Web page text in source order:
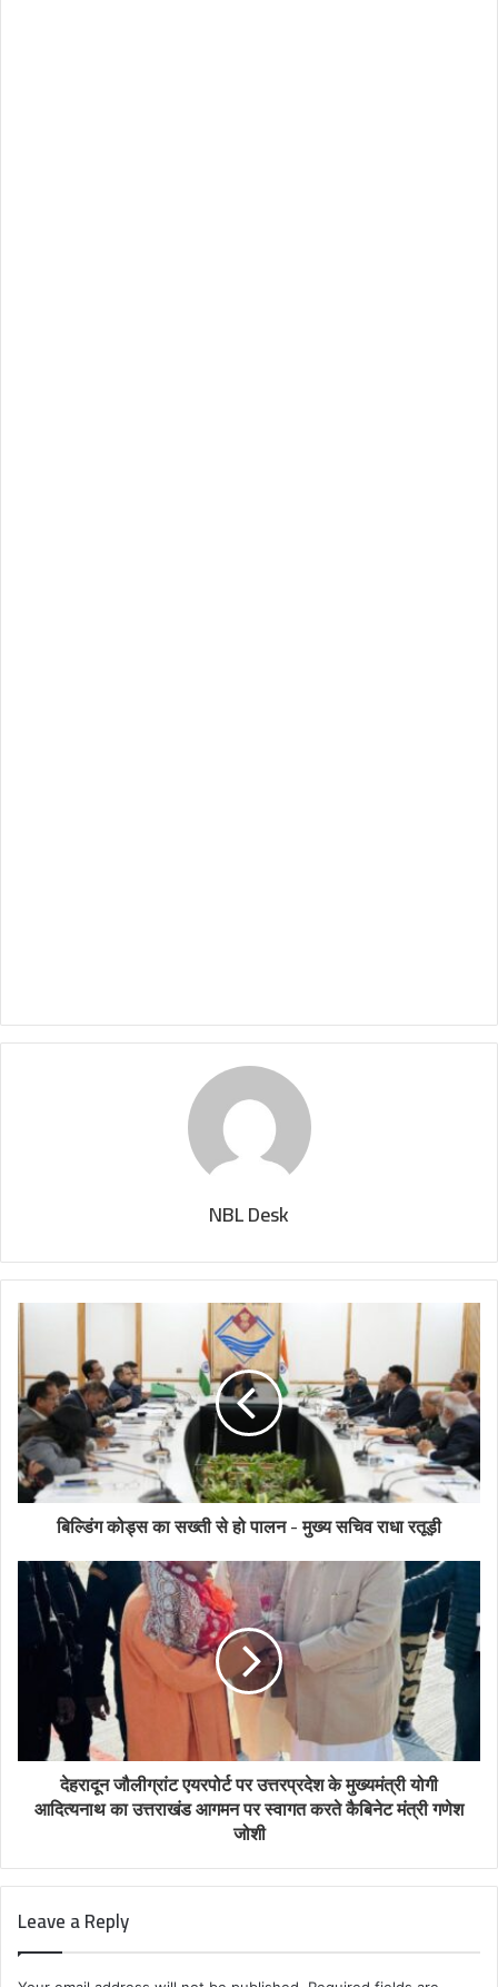
NBL Desk
बिल्डिंग कोड्स का सख्ती से हो पालन - मुख्य सचिव राधा रतूड़ी
देहरादून जौलीग्रांट एयरपोर्ट पर उत्तरप्रदेश के मुख्यमंत्री योगी
आदित्यनाथ का उत्तराखंड आगमन पर स्वागत करते कैबिनेट मंत्री गणेश
जोशी
Leave a Reply